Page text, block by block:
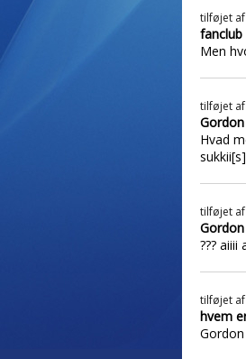
tilføjet af
fanclub
Men
tilføjet af
Hvad
sukkii[s]
tilføjet af
??? aiiii
tilføjet af
hvem